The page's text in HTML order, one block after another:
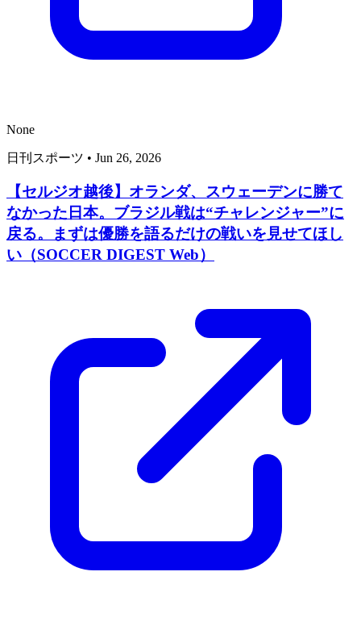
None
日刊スポーツ • Jun 26, 2026
【セルジオ越後】オランダ、スウェーデンに勝て
なかった日本。ブラジル戦は“チャレンジャー”に
戻る。まずは優勝を語るだけの戦いを見せてほし
い（SOCCER DIGEST Web）